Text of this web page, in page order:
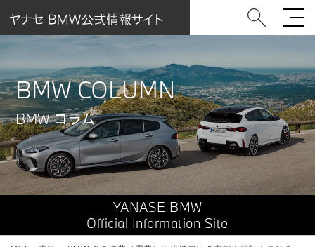
BMW COLUMN
BMW コラム
YANASE BMW
Official Information Site